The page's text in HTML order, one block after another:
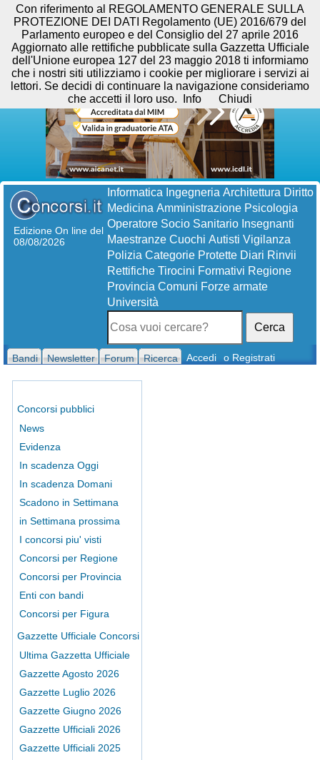
Edizione On line del
08/08/2026
Informatica Ingegneria Architettura Diritto
Medicina Amministrazione Psicologia
Operatore Socio Sanitario Insegnanti
Maestranze Cuochi Autisti Vigilanza
Polizia Categorie Protette Diari Rinvii
Rettifiche Tirocini Formativi Regione
Provincia Comuni Forze armate
Università
Cerca
Bandi Newsletter Forum Ricerca Accedi o Registrati
Concorsi pubblici
News
Evidenza
In scadenza Oggi
In scadenza Domani
Scadono in Settimana
in Settimana prossima
I concorsi piu' visti
Concorsi per Regione
Concorsi per Provincia
Enti con bandi
Concorsi per Figura
Gazzette Ufficiale Concorsi
Ultima Gazzetta Ufficiale
Gazzette Agosto 2026
Gazzette Luglio 2026
Gazzette Giugno 2026
Gazzette Ufficiali 2026
Gazzette Ufficiali 2025
Con riferimento al REGOLAMENTO GENERALE SULLA
PROTEZIONE DEI DATI Regolamento (UE) 2016/679 del
Parlamento europeo e del Consiglio del 27 aprile 2016
Aggiornato alle rettifiche pubblicate sulla Gazzetta Ufficiale
dell'Unione europea 127 del 23 maggio 2018 ti informiamo
che i nostri siti utilizziamo i cookie per migliorare i servizi ai
lettori. Se decidi di continuare la navigazione consideriamo
che accetti il loro uso.
Info Chiudi